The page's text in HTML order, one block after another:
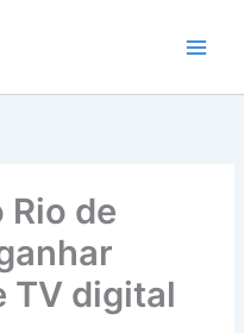
Rio de
TV digital